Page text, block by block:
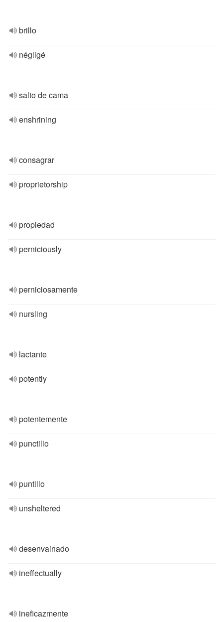
brillo
négligé
salto de cama
enshrining
consagrar
proprietorship
propiedad
perniciously
perniciosamente
nursling
lactante
potently
potentemente
punctilio
puntillo
unsheltered
desenvainado
ineffectually
ineficazmente